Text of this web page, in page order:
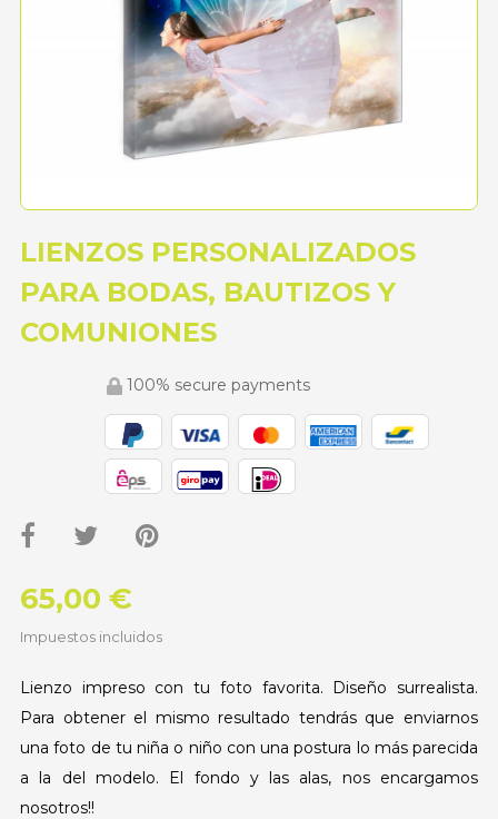
LIENZOS PERSONALIZADOS
PARA BODAS, BAUTIZOS Y
COMUNIONES
100% secure payments
65,00 €
Impuestos incluidos
Lienzo impreso con tu foto favorita. Diseño surrealista.
Para obtener el mismo resultado tendrás que enviarnos
una foto de tu niña o niño con una postura lo más parecida
a la del modelo. El fondo y las alas, nos encargamos
nosotros!!